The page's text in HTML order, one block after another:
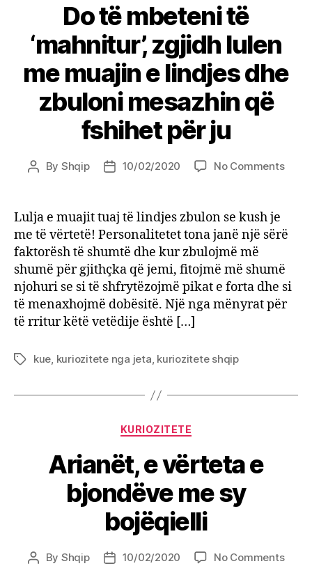
Do të mbeteni të
‘mahnitur’, zgjidh lulen
me muajin e lindjes dhe
zbuloni mesazhin që
fshihet për ju
Post
By Shqip
Post10/02/2020 No Commentson
të
lulen
me
që
Lulja e muajit tuaj të lindjes zbulon se kush je
me të vërtetë! Personalitetet tona janë një sërë
faktorësh të shumtë dhe kur zbulojmë më
shumë për gjithçka që jemi, fitojmë më shumë
njohuri se si të shfrytëzojmë pikat e forta dhe si
të menaxhojmë dobësitë. Një nga mënyrat për
të rritur këtë vetëdije është […]
Tagskue, kuriozitete nga jeta, kuriozitete shqip
Categories
KURIOZITETE
Arianët, e vërteta e
bjondëve me sy
bojëqielli
Post
By Shqip
Post10/02/2020 No Commentson